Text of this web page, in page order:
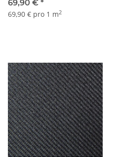
69,90 € *
69,90 € pro 1 m2